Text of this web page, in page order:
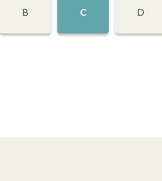
B C D